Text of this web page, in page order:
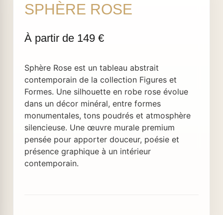
SPHÈRE ROSE
Sphère Rose est un tableau abstrait
contemporain de la collection Figures et
Formes. Une silhouette en robe rose évolue
dans un décor minéral, entre formes
monumentales, tons poudrés et atmosphère
silencieuse. Une œuvre murale premium
pensée pour apporter douceur, poésie et
présence graphique à un intérieur
contemporain.